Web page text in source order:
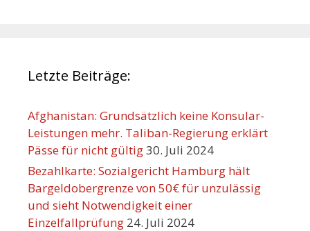
Letzte Beiträge:
Afghanistan: Grundsätzlich keine Konsular-
Leistungen mehr. Taliban-Regierung erklärt
Pässe für nicht gültig30. Juli 2024
Bezahlkarte: Sozialgericht Hamburg hält
Bargeldobergrenze von 50€ für unzulässig
und sieht Notwendigkeit einer
Einzelfallprüfung 24. Juli 2024